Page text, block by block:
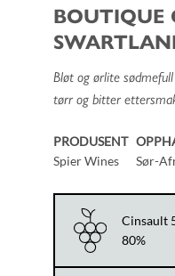
BOUTIQUE
Bløt og ørlite
tørr og bitter
PRODUSENT
Spier Wines
Sør-
Cinsault
80%